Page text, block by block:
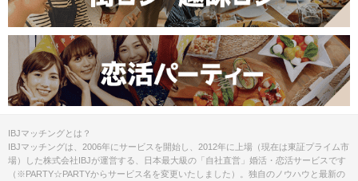
IBJマッチングとは？
IBJマッチングは、2006年にサービスを開始し、2012年に上場（現在は東証プライム市
場）した株式会社IBJが運営する、日本最大級の「自社直営」婚活・恋活サービスです
（※PARTY☆PARTYからサービス名を変更いたしました）。独自のノウハウと最新の